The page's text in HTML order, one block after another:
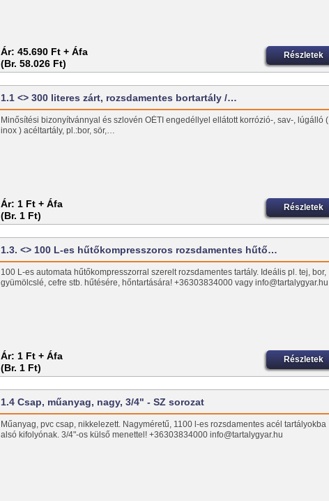
Ár: 45.690 Ft + Áfa
(Br. 58.026 Ft)
Részletek
1.1 <> 300 literes zárt, rozsdamentes bortartály /…
Minősítési bizonyítvánnyal és szlovén OÉTI engedéllyel ellátott korrózió-, sav-, lúgálló (
inox ) acéltartály, pl.:bor, sör,…
Ár: 1 Ft + Áfa
(Br. 1 Ft)
Részletek
1.3. <> 100 L-es hűtőkompresszoros rozsdamentes hűtő…
100 L-es automata hűtőkompresszorral szerelt rozsdamentes tartály. Ideális pl. tej, bor,
gyümölcslé, cefre stb. hűtésére, hőntartására! +36303834000 vagy info@tartalygyar.hu
Ár: 1 Ft + Áfa
(Br. 1 Ft)
Részletek
1.4 Csap, műanyag, nagy, 3/4" - SZ sorozat
Műanyag, pvc csap, nikkelezett. Nagyméretű, 1100 l-es rozsdamentes acél tartályokba
alsó kifolyónak. 3/4"-os külső menettel! +36303834000 info@tartalygyar.hu